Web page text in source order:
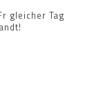
gleicher Tag